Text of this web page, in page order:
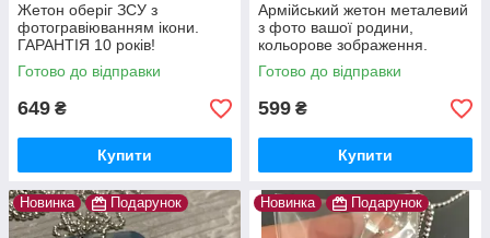
Жетон оберіг ЗСУ з
фотогравіюванням ікони.
ГАРАНТІЯ 10 років!
Нержавіюча сталь 1.6 мм!
Ланцюжок, скоба та макет в
подарунок
Готово до відправки
649 ₴
Купити
Армійський жетон металевий
з фото вашої родини,
кольорове зображення.
Ланцюжок, бампер та скоба в
подарунок. Є наложка
Готово до відправки
599 ₴
Купити
Новинка Подарунок Новинка Подарунок